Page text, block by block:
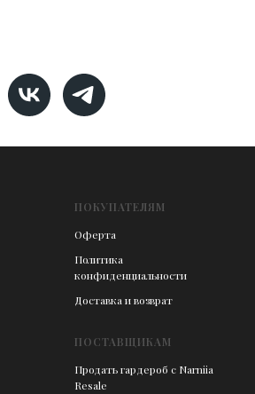
ПОКУПАТЕЛЯМ
Оферта
Политика
конфиденциальности
Доставка и возврат
ПОСТАВЩИКАМ
Продать гардероб с Narniia
Resale